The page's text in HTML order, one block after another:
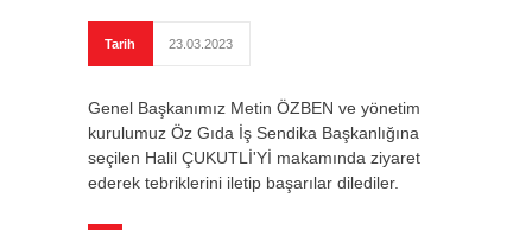
Tarih 23.03.2023
Genel Başkanımız Metin ÖZBEN ve yönetim
kurulumuz Öz Gıda İş Sendika Başkanlığına
seçilen Halil ÇUKUTLİ'Yİ makamında ziyaret
ederek tebriklerini iletip başarılar dilediler.